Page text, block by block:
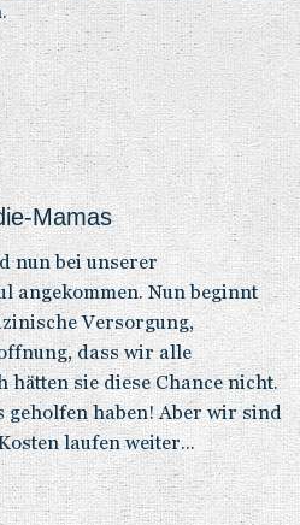
Mamas
nun bei unserer
angekommen. Nun beginnt
Versorgung,
dass wir alle
hätten sie diese Chance nicht.
geholfen haben! Aber wir sind
laufen weiter...